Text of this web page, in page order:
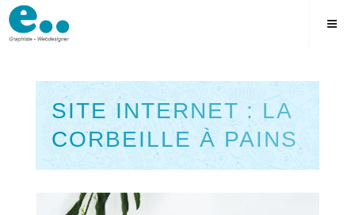
Skip
to
SITE INTERNET : LA
CORBEILLE À PAINS